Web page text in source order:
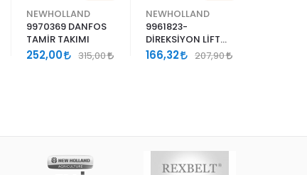
NEWHOLLAND
9970369 DANFOS
TAMİR TAKIMI
252,00 315,00
NEWHOLLAND
9961823-
DİREKSİYON LİFT
TM.TK
166,32 207,90